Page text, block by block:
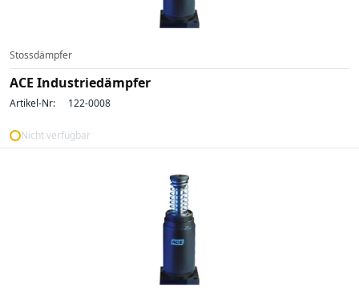
Stossdämpfer
ACE Industriedämpfer
Artikel-Nr: 122-0008
Nicht verfügbar